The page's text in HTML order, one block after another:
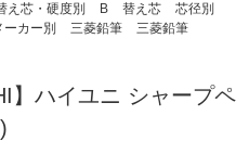
え芯・硬度別 B 替え芯
芯径別
カー別 三菱鉛筆
三菱鉛筆
】ハイユニ シャープペ